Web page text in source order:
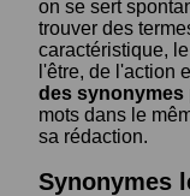
on se sert
trouver des
caractéristique,
l'être, de l'action
des synonymes
mots dans le
sa rédaction.
Synonymes